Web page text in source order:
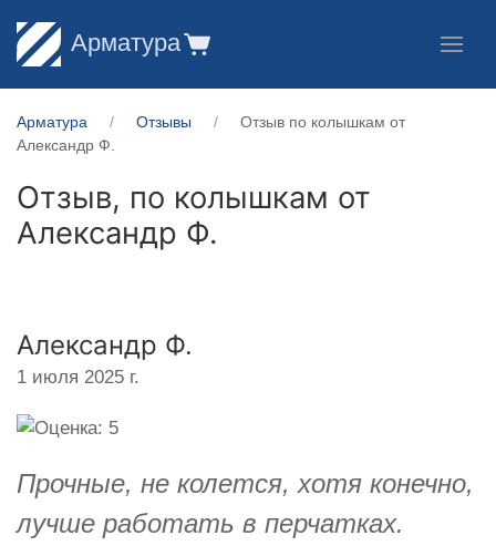
Арматура
Арматура Отзывы
Отзыв по колышкам от
Александр Ф.
Отзыв, по колышкам от
Александр Ф.
Александр Ф.
1 июля 2025 г.
Прочные, не колется, хотя конечно,
лучше работать в перчатках.